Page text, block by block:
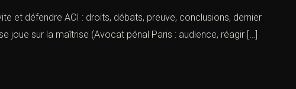
et défendre ACI : droits, débats, preuve, conclusions, dernier
joue sur la maîtrise (Avocat pénal Paris : audience, réagir […]